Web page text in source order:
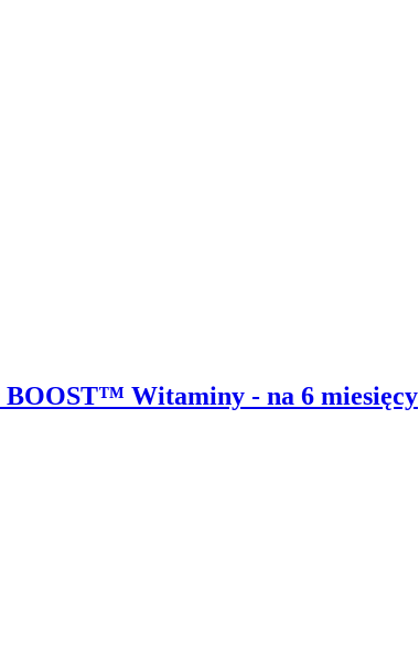
Witaminy - na 6 miesięcy